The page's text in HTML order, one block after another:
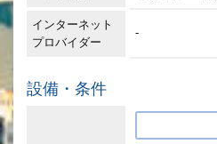
インターネット
プロバイダー
-
設備・条件